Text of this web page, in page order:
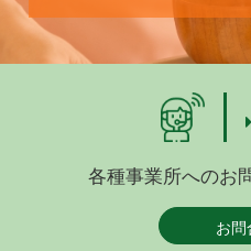
各種事業所へのお
お